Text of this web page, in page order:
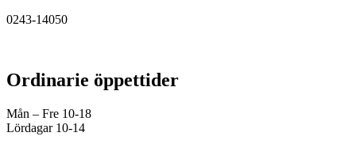
0243-14050
Ordinarie öppettider
Mån – Fre 10-18
Lördagar 10-14